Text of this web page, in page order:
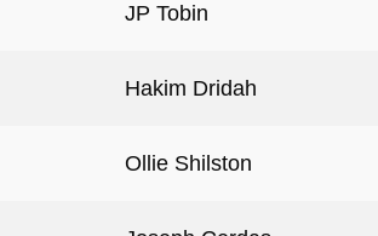
JP Tobin
Hakim Dridah
Ollie Shilston